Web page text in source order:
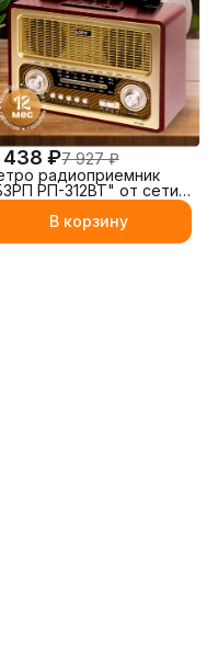
438 ₽7 927 ₽
радиоприемник
РП-312ВТ" от сети,
аккумулятора, от
В корзину